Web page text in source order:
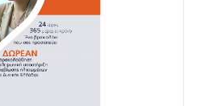
στο Δήμο Αγρινίου